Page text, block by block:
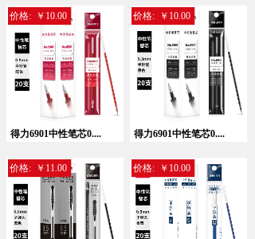
得力6901中性笔芯0....
价格: ￥10.00
得力6901中性笔芯0....
价格: ￥10.00
价格: ￥11.00 价格: ￥10.00